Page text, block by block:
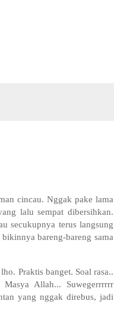
cincau. Nggak pake lama
lalu sempat dibersihkan.
secukupnya terus langsung
bareng-bareng sama
Praktis banget. Soal rasa..
Allah... Suwegerrrrrr
yang nggak direbus, jadi